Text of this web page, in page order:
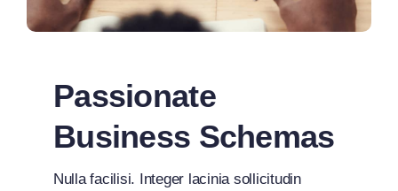
Passionate
Business Schemas
Nulla facilisi. Integer lacinia sollicitudin